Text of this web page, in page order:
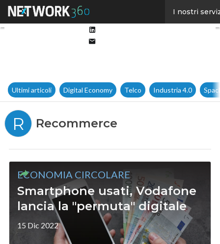
I nostri
Ultimi articoli Digital Economy Telco Industria 4.0
R Recommerce
ECONOMIA CIRCOLARE
Smartphone usati, Vodafone
lancia la "permuta" digitale
15 Dic 2022